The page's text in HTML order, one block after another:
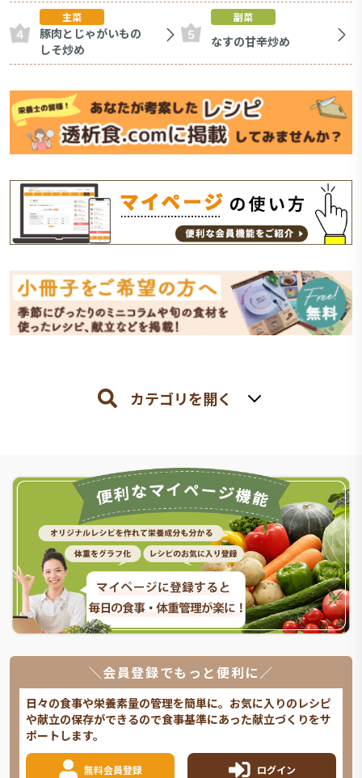
主菜
豚肉とじゃがいもの
しそ炒め
副菜
なすの甘辛炒め
カテゴリを開く
＼会員登録でもっと便利に／
日々の食事や栄養素量の管理を簡単に。お気に入りのレシピ
や献立の保存ができるので食事基準にあった献立づくりをサ
ポートします。
無料会員登録 ログイン